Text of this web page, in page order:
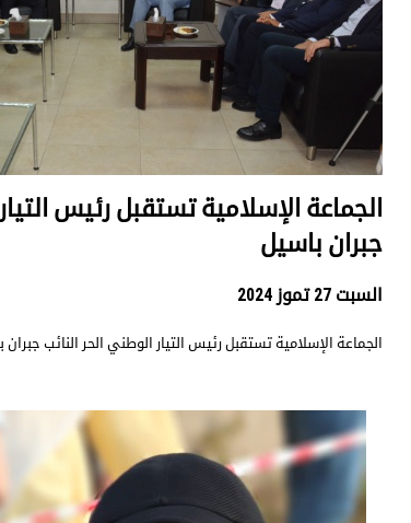
الجماعة الإسلامية تستقبل رئيس
جبران باسيل
السبت 27 تموز 2024
الجماعة الإسلامية تستقبل رئيس التيار الوطني الحر النائب جبران